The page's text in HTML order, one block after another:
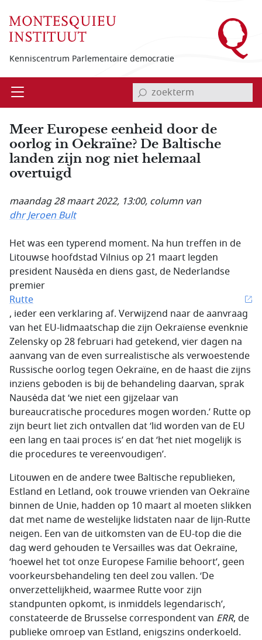
Kenniscentrum Parlementaire democratie
Open invoerveld zoekterm
Meer Europese eenheid door de
oorlog in Oekraïne? De Baltische
landen zijn nog niet helemaal
overtuigd
maandag 28 maart 2022, 13:00, column van
dhr Jeroen Bult
Het was een typerend moment. Na hun treffen in de
Litouwse hoofdstad Vilnius op 21 maart legden
president Nausėda en diens gast, de Nederlandse
premier
Rutte
, ieder een verklaring af. Verwijzend naar de aanvraag
van het EU-lidmaatschap die zijn Oekraïense evenknie
Zelensky op 28 februari had getekend, vier dagen na
aanvang van de even surrealistische als verwoestende
Russische oorlog tegen Oekraïne, en de haast die zijns
inziens geboden is bij de behandeling daarvan, sprak
Nausėda dat ‘we niet een gijzelaar van
bureaucratische procedures mogen worden.’ Rutte op
zijn beurt liet zich ontvallen dat ‘lid worden van de EU
een lang en taai proces is’ en dat ‘het niet mogelijk is
die procedures te vereenvoudigen’.
Litouwen en de andere twee Baltische republieken,
Estland en Letland, ook trouwe vrienden van Oekraïne
binnen de Unie, hadden op 10 maart al moeten slikken
dat met name de westelijke lidstaten naar de lijn-Rutte
neigen. Een van de uitkomsten van de EU-top die die
dag werd gehouden te Versailles was dat Oekraïne,
‘hoewel het tot onze Europese Familie behoort’, geen
voorkeursbehandeling ten deel zou vallen. ‘De
onverzettelijkheid, waarmee Rutte voor zijn
standpunten opkomt, is inmiddels legendarisch’,
constateerde de Brusselse correspondent van ERR, de
publieke omroep van Estland, enigszins onderkoeld.